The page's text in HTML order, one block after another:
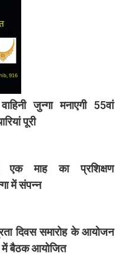
जुन्गा मनाएगी 55वां
पूरी
एक माह का प्रशिक्षण
में संपन्न
दिवस समारोह के आयोजन
में बैठक आयोजित